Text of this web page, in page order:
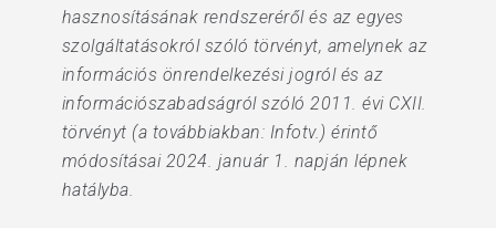
hasznosításának rendszeréről és az egyes
szolgáltatásokról szóló törvényt, amelynek az
információs önrendelkezési jogról és az
információszabadságról szóló 2011. évi CXII.
törvényt (a továbbiakban: Infotv.) érintő
módosításai 2024. január 1. napján lépnek
hatályba.